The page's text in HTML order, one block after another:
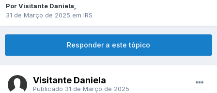
PorVisitante Daniela,
31 de Março de 2025 em IRS
Responder a este tópico
Visitante Daniela
Publicado 31 de Março de 2025